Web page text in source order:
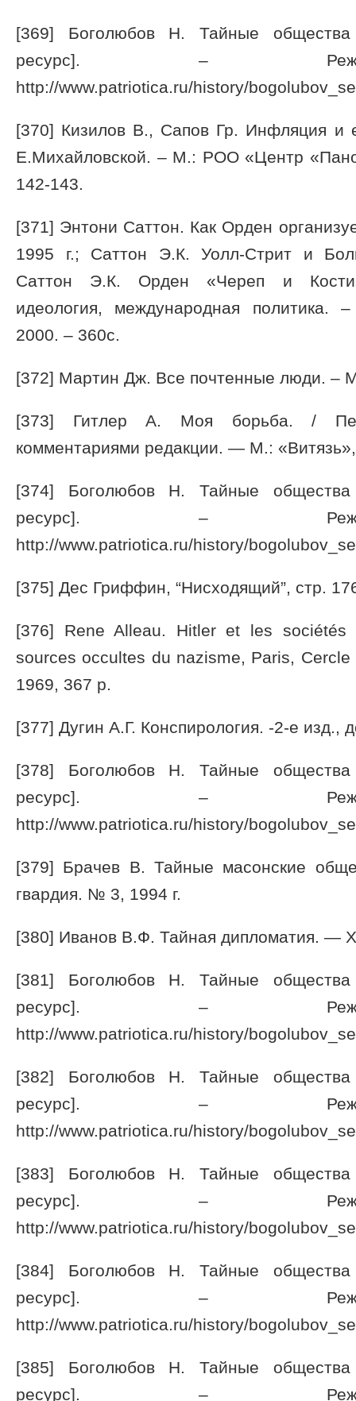
[369] Боголюбов Н. Тайные
ресурс]. –
http://www.patriotica.ru/history/
[370] Кизилов В., Сапов Гр. Инфляция и
Е.Михайловской. – М.: РОО «Центр
142-143.
[371] Энтони Саттон. Как Орден
1995 г.; Саттон Э.К. Уолл-Стрит и
Саттон Э.К. Орден «Череп и
идеология, международная политика.
2000. – 360с.
[372] Мартин Дж. Все почтенные люди. –
[373] Гитлер А. Моя борьба. /
комментариями редакции. — М.:
[374] Боголюбов Н. Тайные
ресурс]. –
http://www.patriotica.ru/history/
[375] Дес Гриффин, “Нисходящий”, стр.
[376] Rene Alleau. Hitler et les sociétés
sources occultes du nazisme, Paris, Cercle
1969, 367 p.
[377] Дугин А.Г. Конспирология. -2-е изд.,
[378] Боголюбов Н. Тайные
ресурс]. –
http://www.patriotica.ru/history/
[379] Брачев В. Тайные масонские
гвардия. № 3, 1994 г.
[380] Иванов В.Ф. Тайная дипломатия. —
[381] Боголюбов Н. Тайные
ресурс]. –
http://www.patriotica.ru/history/
[382] Боголюбов Н. Тайные
ресурс]. –
http://www.patriotica.ru/history/
[383] Боголюбов Н. Тайные
ресурс]. –
http://www.patriotica.ru/history/
[384] Боголюбов Н. Тайные
ресурс]. –
http://www.patriotica.ru/history/
[385] Боголюбов Н. Тайные
ресурс]. –